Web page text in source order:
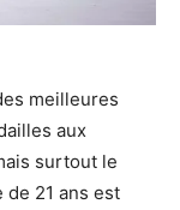
meilleures
aux
surtout le
de 21 ans est